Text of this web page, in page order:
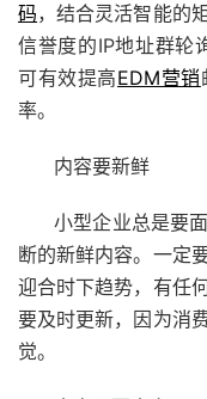
码，结合灵活智能的
信誉度的IP地址群轮
可有效提高EDM营销
率。
内容要新鲜
小型企业总是要
断的新鲜内容。一定
迎合时下趋势，有任
要及时更新，因为消
觉。